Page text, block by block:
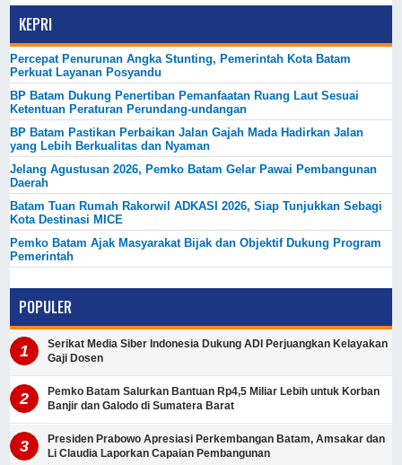
KEPRI
Percepat Penurunan Angka Stunting, Pemerintah Kota Batam
Perkuat Layanan Posyandu
BP Batam Dukung Penertiban Pemanfaatan Ruang Laut Sesuai
Ketentuan Peraturan Perundang-undangan
BP Batam Pastikan Perbaikan Jalan Gajah Mada Hadirkan Jalan
yang Lebih Berkualitas dan Nyaman
Jelang Agustusan 2026, Pemko Batam Gelar Pawai Pembangunan
Daerah
Batam Tuan Rumah Rakorwil ADKASI 2026, Siap Tunjukkan Sebagi
Kota Destinasi MICE
Pemko Batam Ajak Masyarakat Bijak dan Objektif Dukung Program
Pemerintah
POPULER
Serikat Media Siber Indonesia Dukung ADI Perjuangkan Kelayakan
Gaji Dosen
Pemko Batam Salurkan Bantuan Rp4,5 Miliar Lebih untuk Korban
Banjir dan Galodo di Sumatera Barat
Presiden Prabowo Apresiasi Perkembangan Batam, Amsakar dan
Li Claudia Laporkan Capaian Pembangunan